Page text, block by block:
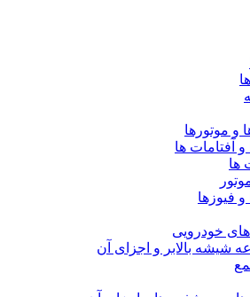
و موتورها
و آفتامات ها
ها
و فیوزها
خودرویی
شیشه بالابر و اجزای آن